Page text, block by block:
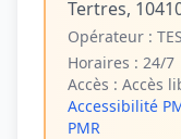
Tertres,
Opérateur :
Horaires : 24/7
Accès : Accès
Accessibilité
PMR